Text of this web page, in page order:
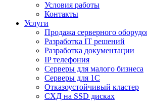
Условия работы
Контакты
Услуги
Продажа серверного
Разработка IT решений
Разработка документации
IP телефония
Серверы для малого бизнеса
Серверы для 1С
Отказоустойчивый кластер
СХД на SSD дисках